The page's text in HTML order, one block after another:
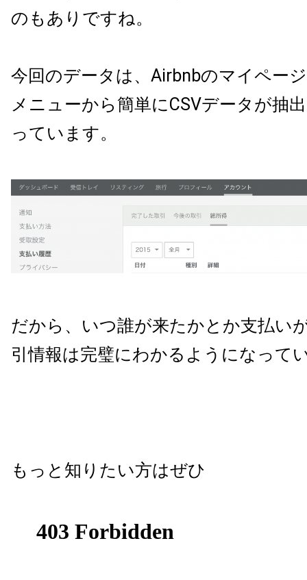
のもありですね。
今回のデータは、Airbnbのマイペー
メニューから簡単にCSVデータが抽
っています。
だから、いつ誰が来たかとか支払い
引情報は完璧にわかるようになって
もっと知りたい方はぜひ